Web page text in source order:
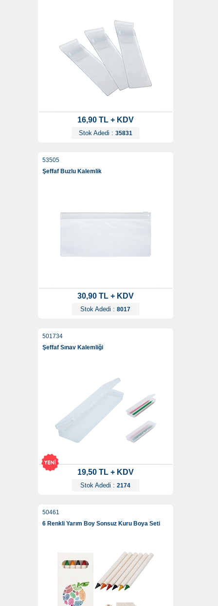
16,90 TL + KDV
Stok Adedi : 35831
53505
Şeffaf Buzlu Kalemlik
30,90 TL + KDV
Stok Adedi : 8017
501734
Şeffaf Sınav Kalemliği
19,50 TL + KDV
Stok Adedi : 2174
50461
6 Renkli Yarım Boy Sonsuz Kuru Boya Seti